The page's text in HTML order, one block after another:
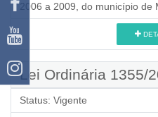
2006 a 2009, do município de
Lei Ordinária 1355/
Status: Vigente